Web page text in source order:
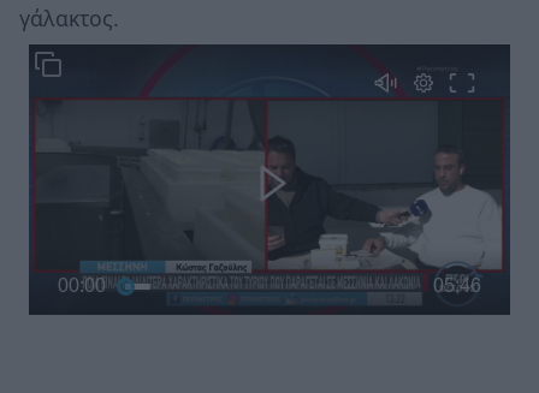
γάλακτος.